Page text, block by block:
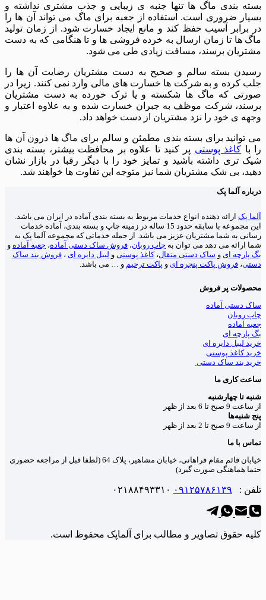
بندی ماگ ها تنها جنبه ی زیبایی و جذب مشتری نداشته و
ضروری است. استفاده از جعبه برای ماگ می تواند آن ها را
آسیب حفظ کند و مانع ایجاد خسارت شود. از زمان تولید
ها تا زمان ارسال به خرده فروشی ها و تا هنگامی که به دست
برسند، مسافت زیادی طی می شود.
بسته سالم و صحیح به دست مشتریان رضایت آن ها را
کرده و به شرکت ها خسارت های مالی وارد نمی کنند. زیرا در
که ماگ ها شکسته و یا ترک خورده به دست مشتریان
شرکت موظف به جبران خسارت شده و به علاوه اعتبار و
ی خود را نزد مشتریان از دست خواهد داد.
برای بسته بندی مطمئن و سالم برای ماگ ها درون آن ها
کاغذ پوستیپر کنید تا علاوه بر محافظت بیشتر، بسته بندی
تری داشته باشید و تمایز خود را با دیگر رقبا در بازار نشان
بی شک مشتریان شما نیز متوجه این تفاوت ها خواهند شد.
آلما پک
پکارائه دهنده انواع خدمات مربوط به بسته بندی آماده در ایران می باشد.
این مجموعه با سابقه حدود 15 ساله در زمینه چاپ و بسته بندی، آماده خدمات
به شما مشتریان عزیز می باشد. از جمله خدماتی که مجموعه آلما پک به
می دهد می توان به چاپ روبان ، فروش ساک دستی آماده،جعبه آماده و
ای وساک دستی متقال ،کاغذ پوستیولیبل دایره ای،فروش بند ساک
،فروش پاکت پنجره ایوپاکت ترحیم و … می باشد.
پر فروش
آماده
ای
لیبل دایره ای
کاغذ پوستی
بند ساک دستی
کاری ما
تا چهارشنبه
6 بعد از ظهر
2 بعد از ظهر
با ما
خیابان قائم مقام فراهانی، خیابان مشاهیر، پلاک 64 (لطفا قبل از مراجعه حضوری
هماهنگی صورت گیرد)
:۰۹۱۲۵۷۸۶۱۳۹۰۲۱۸۸۴۹۳۳۱۰
حقوق تصاویر و مطالب برای آلماپک محفوظ است.